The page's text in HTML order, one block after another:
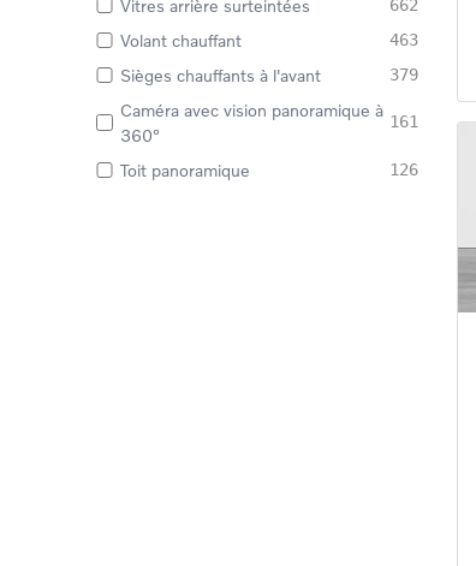
Vitres arrière surteintées
662
Volant chauffant 463
Sièges chauffants à l'avant 379
Caméra avec vision panoramique à
360°
161
Toit panoramique 126